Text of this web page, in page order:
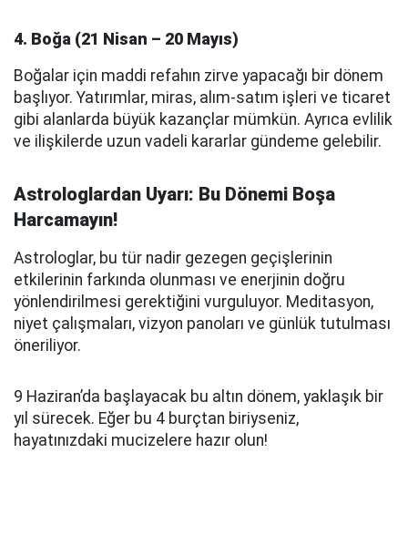
4. Boğa (21 Nisan – 20 Mayıs)
Boğalar için maddi refahın zirve yapacağı bir dönem
başlıyor. Yatırımlar, miras, alım-satım işleri ve ticaret
gibi alanlarda büyük kazançlar mümkün. Ayrıca evlilik
ve ilişkilerde uzun vadeli kararlar gündeme gelebilir.
Astrologlardan Uyarı: Bu Dönemi Boşa
Harcamayın!
Astrologlar, bu tür nadir gezegen geçişlerinin
etkilerinin farkında olunması ve enerjinin doğru
yönlendirilmesi gerektiğini vurguluyor. Meditasyon,
niyet çalışmaları, vizyon panoları ve günlük tutulması
öneriliyor.
9 Haziran’da başlayacak bu altın dönem, yaklaşık bir
yıl sürecek. Eğer bu 4 burçtan biriyseniz,
hayatınızdaki mucizelere hazır olun!